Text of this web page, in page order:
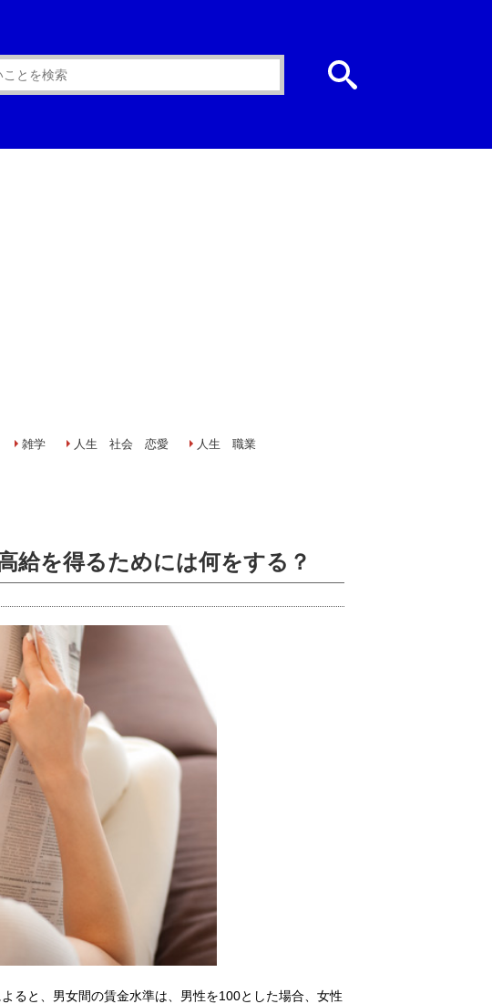
雑学 人生 社会 恋愛
人生 職業
給を得るためには何をする？
ると、男女間の賃金水準は、男性を100とした場合、女性